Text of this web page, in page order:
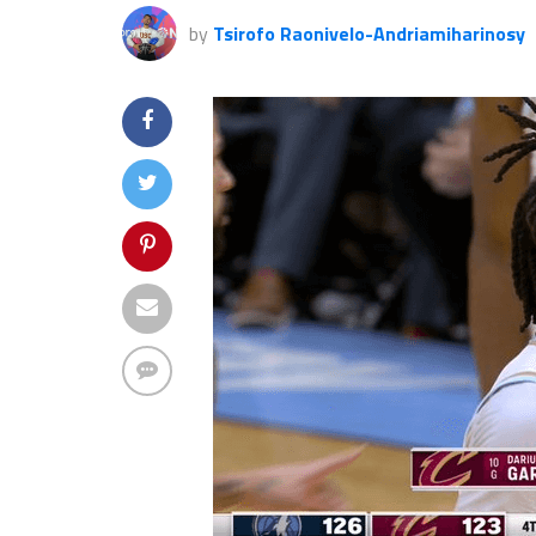
by Tsirofo Raonivelo-Andriamiharinosy